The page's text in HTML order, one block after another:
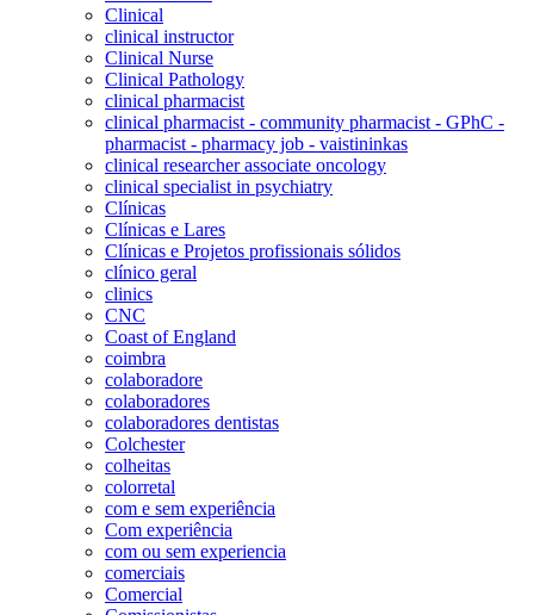
Clinical
clinical instructor
Clinical Nurse
Clinical Pathology
clinical pharmacist
clinical pharmacist - community pharmacist - GPhC -
pharmacist - pharmacy job - vaistininkas
clinical researcher associate oncology
clinical specialist in psychiatry
Clínicas
Clínicas e Lares
Clínicas e Projetos profissionais sólidos
clínico geral
clinics
CNC
Coast of England
coimbra
colaboradore
colaboradores
colaboradores dentistas
Colchester
colheitas
colorretal
com e sem experiência
Com experiência
com ou sem experiencia
comerciais
Comercial